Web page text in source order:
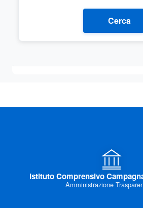
Cerca
Istituto Comprensivo
Amministrazione